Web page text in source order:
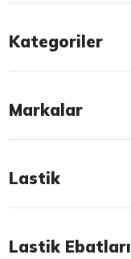
Kategoriler
Markalar
Lastik
Lastik Ebatları